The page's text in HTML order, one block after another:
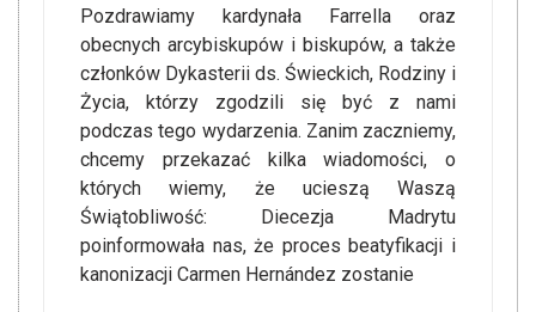
Pozdrawiamy kardynała Farrella oraz
obecnych arcybiskupów i biskupów, a także
członków Dykasterii ds. Świeckich, Rodziny i
Życia, którzy zgodzili się być z nami
podczas tego wydarzenia. Zanim zaczniemy,
chcemy przekazać kilka wiadomości, o
których wiemy, że ucieszą Waszą
Świątobliwość: Diecezja Madrytu
poinformowała nas, że proces beatyfikacji i
kanonizacji Carmen Hernández zostanie